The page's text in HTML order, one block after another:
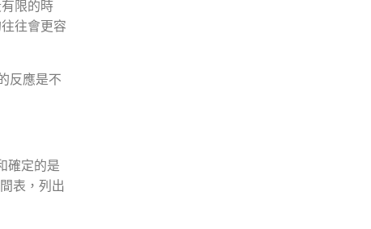
限的時
往會更容
反應是不
確定的是
表，列出